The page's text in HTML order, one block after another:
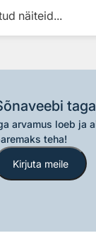
näiteid...
arvamus loeb ja
teha!
Kirjuta meile